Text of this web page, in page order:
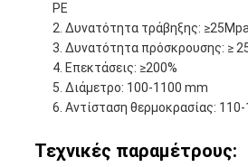
PE
Δυνατότητα τράβηξης:
Δυνατότητα πρόσκρουσης: ≥
Επεκτάσεις: ≥200%
Διάμετρο: 100-1100 mm
Αντίσταση θερμοκρασίας: 110-
Τεχνικές παραμέτρους: